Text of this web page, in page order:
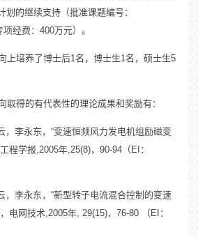
划的继续支持（批准课题编号：
经费：400万元）。
上培养了博士后1名，博士生1名，硕士生5
取得的有代表性的理论成果和奖励有：
，李永东，“变速恒频风力发电机组励磁变
程学报,2005年,25(8)，90-94（EI：
，李永东，“新型转子电流混合控制的变速
电网技术,2005年, 29(15)，76-80 （EI：